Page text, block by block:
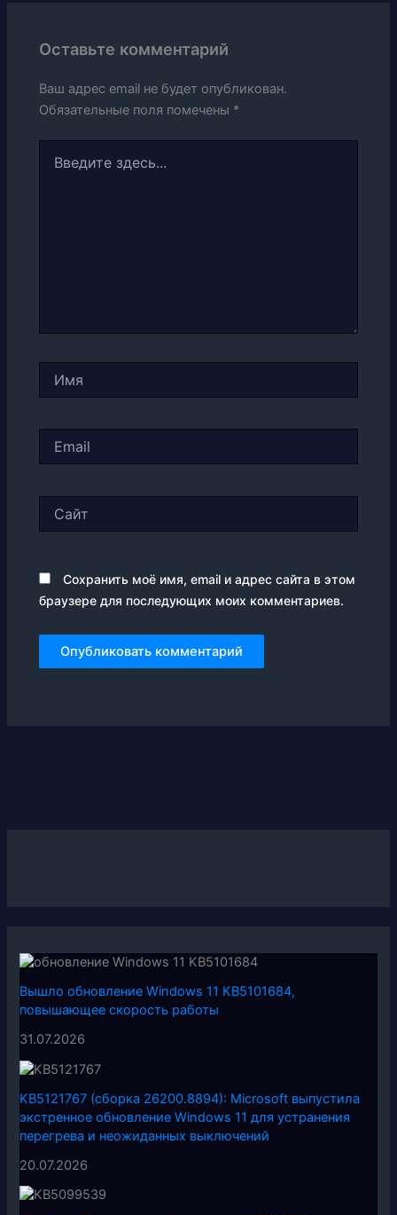
Оставьте комментарий
Ваш адрес email не будет опубликован.
Обязательные поля помечены *
здесь...
Сохранить моё имя, email и адрес сайта в этом
браузере для последующих моих комментариев.
Вышло обновление Windows 11 KB5101684,
повышающее скорость работы
31.07.2026
KB5121767 (сборка 26200.8894): Microsoft выпустила
экстренное обновление Windows 11 для устранения
перегрева и неожиданных выключений
20.07.2026